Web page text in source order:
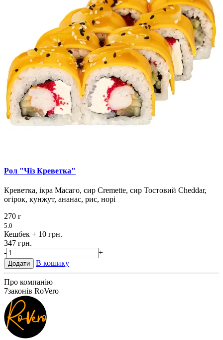
Рол "Чіз Креветка"
Креветка, ікра Масаго, сир Cremette, сир Тостовий Cheddar,
огірок, кунжут, ананас, рис, норі
270 г
5.0
Кешбек + 10 грн.
347 грн.
-
+
Додати В кошику
Про компанію
7законів RoVero